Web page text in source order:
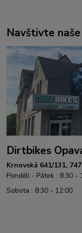
Navštivte
Dirtbikes
Krnovská 641/131,
Pondělí - Pátek : 8:30 -
Sobota : 8:30 - 12:00